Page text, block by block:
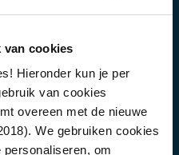
van cookies
Hieronder kun je per
van cookies
overeen met de nieuwe
We gebruiken cookies
om
maken
opbouwen?